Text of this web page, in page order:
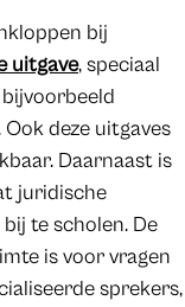
bij
uitgave, speciaal
deze uitgaves
Daarnaast is
juridische
te scholen. De
is voor vragen
sprekers,